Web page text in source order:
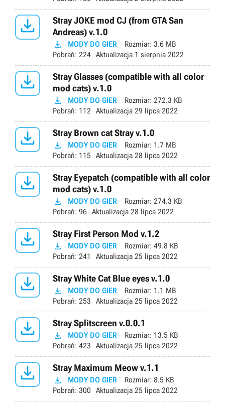

Stray JOKE mod CJ (from GTA San
Andreas) v.1.0
 MODY DO GIER Rozmiar: 3.6 MB
Pobrań: 224 Aktualizacja 1 sierpnia 2022

Stray Glasses (compatible with all color
mod cats) v.1.0
 MODY DO GIER Rozmiar: 272.3 KB
Pobrań: 112 Aktualizacja 29 lipca 2022
 Stray Brown cat Stray v.1.0
 MODY DO GIER Rozmiar: 1.7 MB
Pobrań: 115 Aktualizacja 28 lipca 2022

Stray Eyepatch (compatible with all color
mod cats) v.1.0
 MODY DO GIER Rozmiar: 274.3 KB
Pobrań: 96 Aktualizacja 28 lipca 2022
 Stray First Person Mod v.1.2
 MODY DO GIER Rozmiar: 49.8 KB
Pobrań: 241 Aktualizacja 25 lipca 2022
 Stray White Cat Blue eyes v.1.0
 MODY DO GIER Rozmiar: 1.1 MB
Pobrań: 253 Aktualizacja 25 lipca 2022
 Stray Splitscreen v.0.0.1
 MODY DO GIER Rozmiar: 13.5 KB
Pobrań: 423 Aktualizacja 25 lipca 2022
 Stray Maximum Meow v.1.1
 MODY DO GIER Rozmiar: 8.5 KB
Pobrań: 300 Aktualizacja 25 lipca 2022